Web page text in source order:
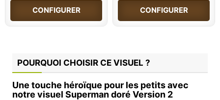
CONFIGURER CONFIGURER
POURQUOI CHOISIR CE VISUEL ?
Une touche héroïque pour les petits avec
notre visuel Superman doré Version 2